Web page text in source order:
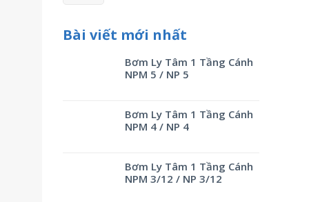
Bài viết mới nhất
Bơm Ly Tâm 1 Tầng Cánh
NPM 5 / NP 5
Bơm Ly Tâm 1 Tầng Cánh
NPM 4 / NP 4
Bơm Ly Tâm 1 Tầng Cánh
NPM 3/12 / NP 3/12